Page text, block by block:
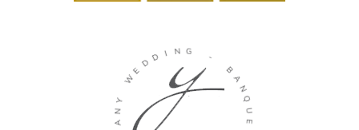
W E D D I
G
-
B
A
N
Q
F
F
A
Y